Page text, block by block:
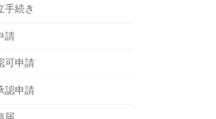
手続き
請
可申請
認申請